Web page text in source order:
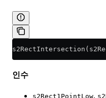
인수
s2Rect1PointLow,